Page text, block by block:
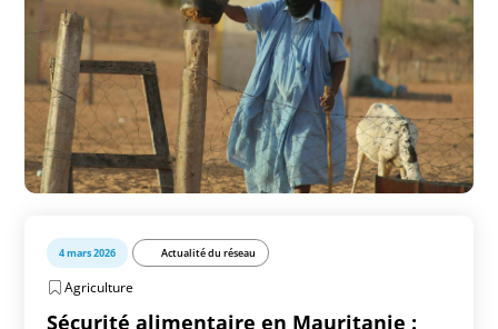
4 mars 2026 Actualité du réseau
Agriculture
Sécurité alimentaire en Mauritanie :